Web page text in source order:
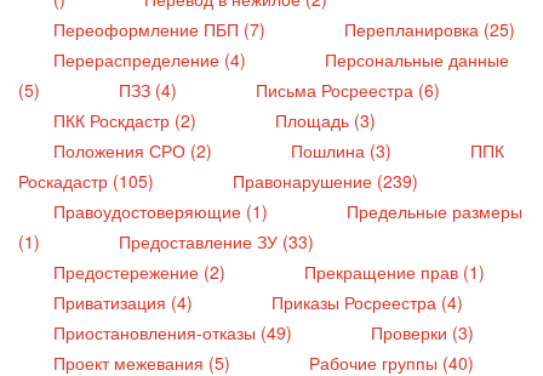
Переоформление ПБП (7)
Перепланировка (25)
Перераспределение (4)
Персональные данные
(5)
ПЗЗ (4)
Письма Росреестра (6)
ПКК Роскдастр (2)
Площадь (3)
Положения СРО (2)
Пошлина (3)
ППК
Роскадастр (105)
Правонарушение (239)
Правоудостоверяющие (1)
Предельные размеры
(1)
Предоставление ЗУ (33)
Предостережение (2)
Прекращение прав (1)
Приватизация (4)
Приказы Росреестра (4)
Приостановления-отказы (49)
Проверки (3)
Проект межевания (5)
Рабочие группы (40)